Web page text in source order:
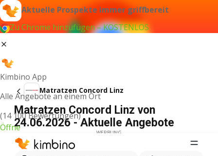
Aktuelle Prospekte immer griffbereit
Zu Chrome hinzufügen – KOSTENLOS
Kimbino App
Alle Angebote an einem Ort
(14 100 Bewertungen)
Öffne
Matratzen Concord Linz
Matratzen Concord Linz von
24.06.2026 - Aktuelle Angebote
WERBUNG